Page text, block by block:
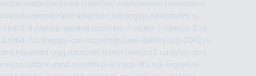
habble.rustarbucksvia.rudelfinet.rusilvernano.ruelestal.ru
discofoxworld.ru miraclecoon.rupongup.ru hostel65.ru
xbetti-5.rushop-garena.rucricetc-1-xbetr-1-xbetcc-2.ru
tst-1.rushaggy-cat.ruopsmgr.ruev-gallery.rug-2012.ru
varieta-yug.rucricetc1xbetr1xbetcc2.ru raytor-d.ru
dark-sand.rusindika-01.rusp-life.rux-legion.ru